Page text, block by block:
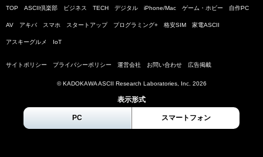
TOP ASCII倶楽部 ビジネス TECH デジタル iPhone/Mac ゲーム・ホビー 自作PC
AV アキバ スマホ スタートアップ プログラミング+ 格安SIM 家電ASCII
アスキーグルメ IoT
サイトポリシー プライバシーポリシー 運営会社 お問い合わせ 広告掲載
© KADOKAWA ASCII Research Laboratories, Inc. 2026
表示形式
PC スマートフォン